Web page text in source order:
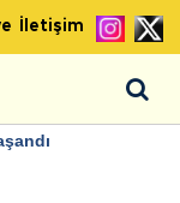
İletişim